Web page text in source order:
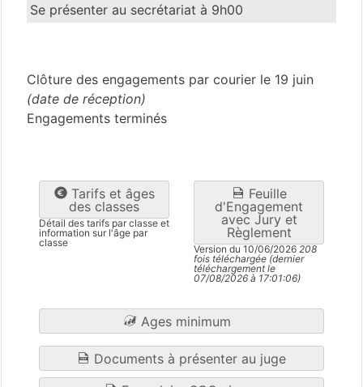
Se présenter au secrétariat à 9h00
Clôture des engagements par courier le 19 juin
(date de réception)
Engagements terminés
Tarifs et âges
des classes
Détail des tarifs par classe et
information sur l'âge par
classe
Feuille
d'Engagement
avec Jury et
Règlement
Version du 10/06/2026 208
fois téléchargée (dernier
téléchargement le
07/08/2026 à 17:01:06)
Ages minimum
Documents à présenter au juge